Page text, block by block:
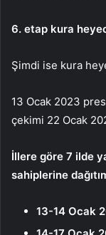
6. etap kura
Şimdi ise kura
13 Ocak 2023
çekimi 22 Ocak
İllere göre 7 ilde
sahiplerine
13-14 Ocak